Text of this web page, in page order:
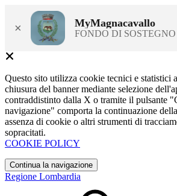
× MyMagnacavallo
FONDO DI
Questo sito utilizza cookie tecnici e statistici
chiusura del banner mediante selezione
contraddistinto dalla X o tramite il pulsante
navigazione" comporta la continuazione
assenza di cookie o altri strumenti di
sopracitati.
COOKIE POLICY
Continua la navigazione
Regione Lombardia